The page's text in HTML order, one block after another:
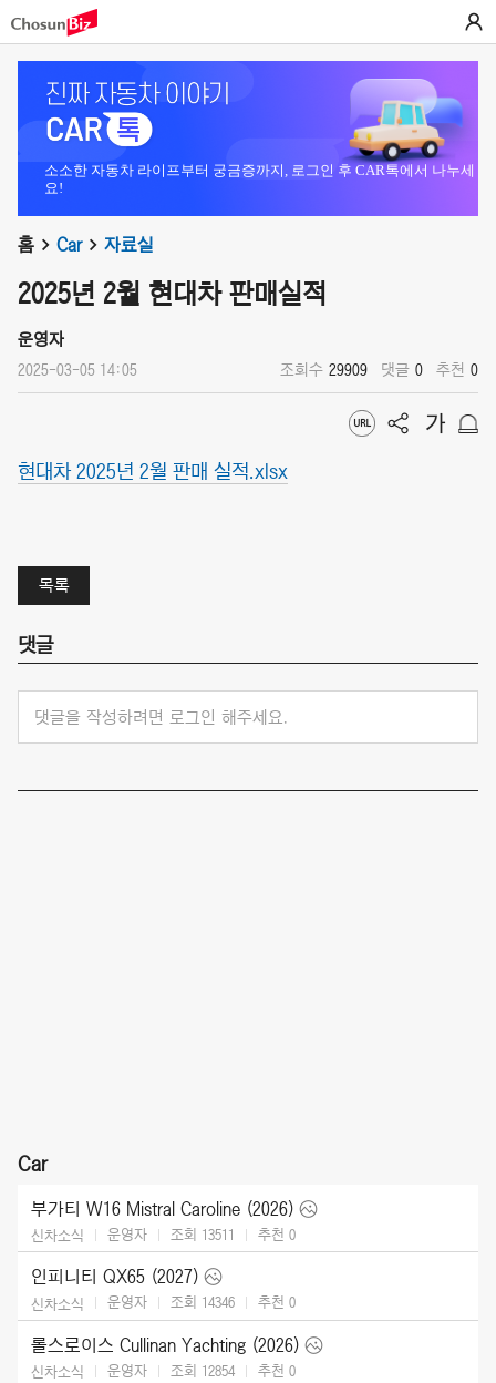
소소한 자동차 라이프부터 궁금증까지, 로그인 후 CAR톡에서 나누세
요!
홈 Car 자료실
2025년 2월 현대차 판매실적
운영자
2025-03-05 14:05 조회수 29909 댓글 0 추천 0
현대차 2025년 2월 판매 실적.xlsx
목록
댓글
댓글을 작성하려면 로그인 해주세요.
Car
부가티 W16 Mistral Caroline (2026)
신차소식 운영자 조회 13511 추천 0
인피니티 QX65 (2027)
신차소식 운영자 조회 14346 추천 0
롤스로이스 Cullinan Yachting (2026)
신차소식 운영자 조회 12854 추천 0